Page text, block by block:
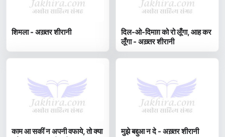
शिमला - अख़्तर शीरानी
दिल-ओ-दिमाग़ को रो लूँगा, आह कर
लूँगा - अख़्तर शीरानी
काम आ सकीं न अपनी वफाये, तो क्या
मुझे बद्दुआ न दे - अख़्तर शीरानी